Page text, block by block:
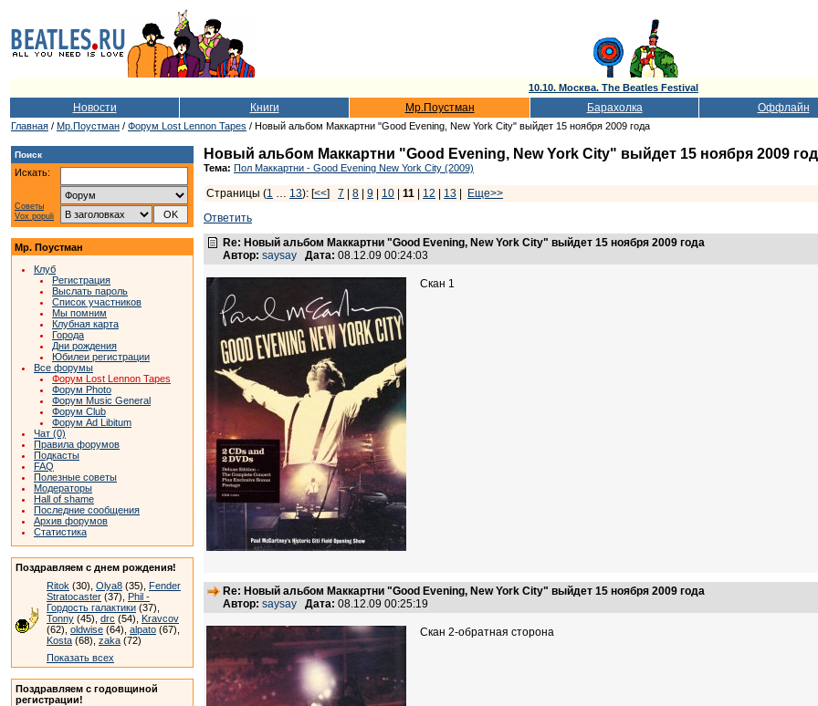
10.10. Москва. The Beatles Festival
Новости Книги Мр.Поустман Барахолка Оффлайн
Главная / Мр.Поустман / Форум Lost Lennon Tapes / Новый альбом Маккартни "Good Evening, New York City" выйдет 15 ноября 2009 года
Поиск
Искать:
Советы
Vox populi
Мр. Поустман
Клуб
Регистрация
Выслать пароль
Список участников
Мы помним
Клубная карта
Города
Дни рождения
Юбилеи регистрации
Все форумы
Форум Lost Lennon Tapes
Форум Photo
Форум Music General
Форум Club
Форум Ad Libitum
Чат (0)
Правила форумов
Подкасты
FAQ
Полезные советы
Модераторы
Hall of shame
Последние сообщения
Архив форумов
Статистика
Поздравляем с днем рождения!
Ritok (30), Olya8 (35), Fender
Stratocaster (37), Phil -
Гордость галактики (37),
Tonny (45), drc (54), Kravcov
(62), oldwise (64), alpato (67),
Kosta (68), zaka (72)
Показать всех
Поздравляем с годовщиной
регистрации!
Новый альбом Маккартни "Good Evening, New York City" выйдет 15 ноября 2009
Тема: Пол Маккартни - Good Evening New York City (2009)
Страницы (1 … 13): [<<] 7 8 9 10 11 12 13
Еще>>
Ответить
Re: Новый альбом Маккартни "Good Evening, New York City" выйдет 15 ноября 2009 года
Автор: saysay Дата: 08.12.09 00:24:03
Скан 1
Re: Новый альбом Маккартни "Good Evening, New York City" выйдет 15 ноября 2009 года
Автор: saysay Дата: 08.12.09 00:25:19
Скан 2-обратная сторона